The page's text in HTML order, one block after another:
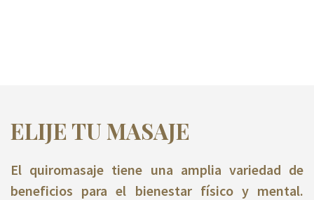
ELIJE TU MASAJE
El quiromasaje tiene una amplia variedad de
beneficios para el bienestar físico y mental.